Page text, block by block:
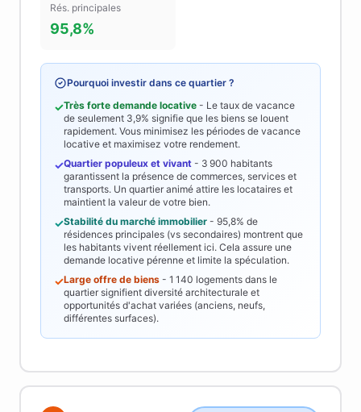
Rés. principales
95,8%
Pourquoi investir dans ce quartier ?
✓Très forte demande locative - Le taux de vacance
de seulement 3,9% signifie que les biens se louent
rapidement. Vous minimisez les périodes de vacance
locative et maximisez votre rendement.
✓Quartier populeux et vivant - 3 900 habitants
garantissent la présence de commerces, services et
transports. Un quartier animé attire les locataires et
maintient la valeur de votre bien.
✓Stabilité du marché immobilier - 95,8% de
résidences principales (vs secondaires) montrent que
les habitants vivent réellement ici. Cela assure une
demande locative pérenne et limite la spéculation.
✓Large offre de biens - 1 140 logements dans le
quartier signifient diversité architecturale et
opportunités d'achat variées (anciens, neufs,
différentes surfaces).